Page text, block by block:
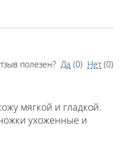
полезен? Да (0) Нет (0)
мягкой и гладкой.
ухоженные и